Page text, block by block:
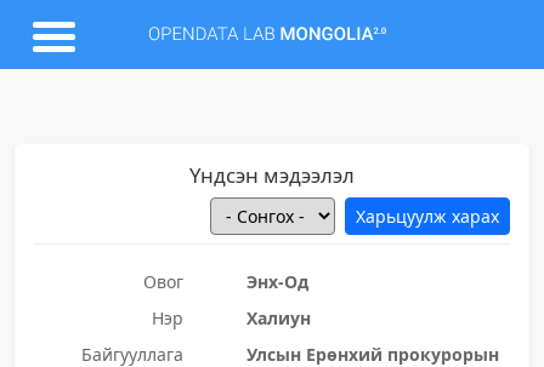
Үндсэн мэдээлэл
Овог
Энх-Од
Нэр
Халиун
Байгууллага
Улсын Ерөнхий прокурорын